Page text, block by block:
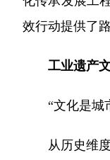
效行动提供了
工业遗产文
“文化是城市
从历史维度